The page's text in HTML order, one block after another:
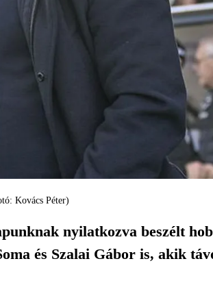
Kovács Péter)
nyilatkozva beszélt
és Szalai Gábor is, akik